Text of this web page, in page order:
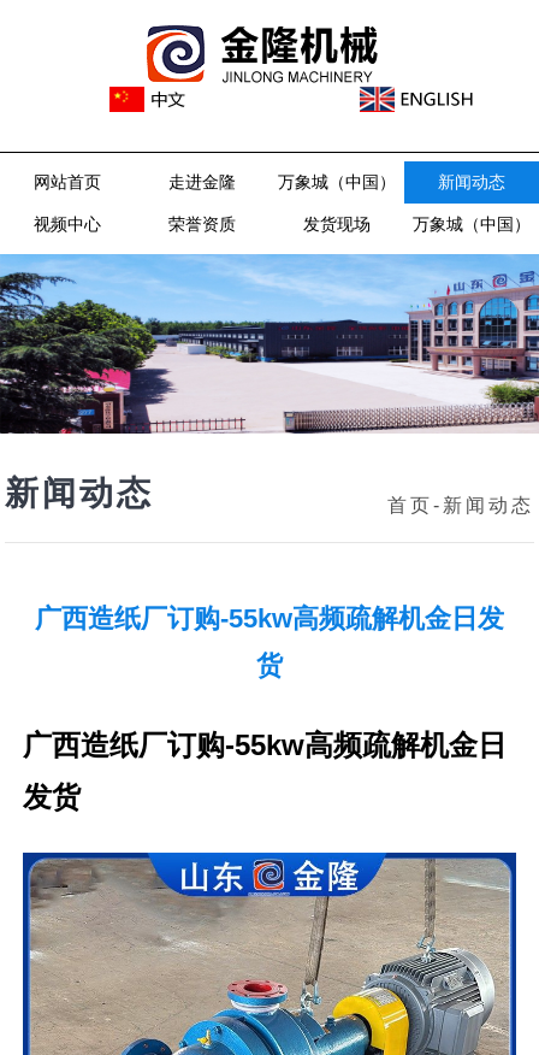
网站首页 走进金隆 万象城（中国） 新闻动态
视频中心 荣誉资质 发货现场 万象城（中国）
新闻动态 首页- 新闻动态
广西造纸厂订购-55kw高频疏解机金日发
货
广西造纸厂订购-55kw高频疏解机金日
发货